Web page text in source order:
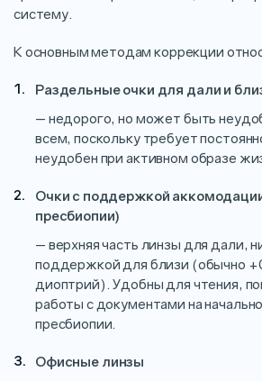
систему.
К основным методам коррекции
Раздельные очки для дали и
— недорого, но может быть
всем, поскольку требует
неудобен при активном образе
Очки с поддержкой
пресбиопии)
— верхняя часть линзы для дали,
поддержкой для близи (обычно
диоптрий). Удобны для чтения,
работы с документами на
пресбиопии.
Офисные линзы